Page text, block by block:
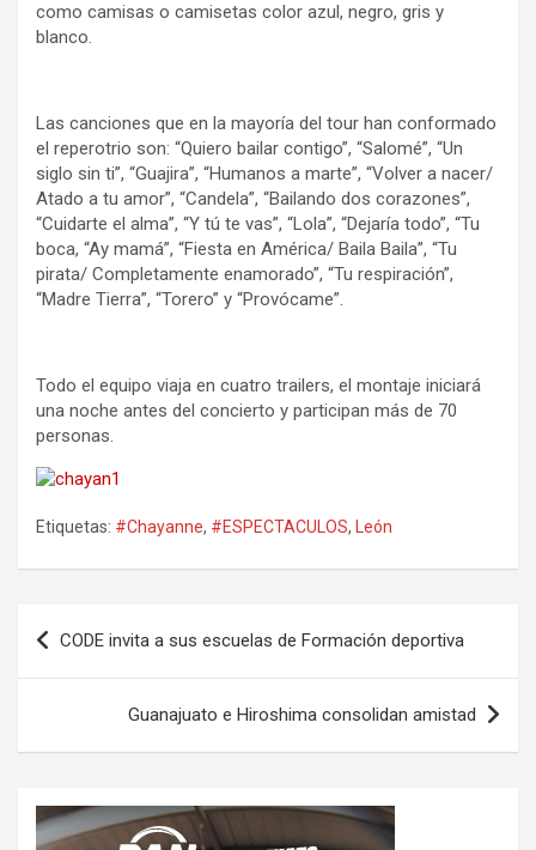
como camisas o camisetas color azul, negro, gris y
blanco.
Las canciones que en la mayoría del tour han conformado
el reperotrio son: “Quiero bailar contigo”, “Salomé”, “Un
siglo sin ti”, “Guajira”, “Humanos a marte”, “Volver a nacer/
Atado a tu amor”, “Candela”, “Bailando dos corazones”,
“Cuidarte el alma”, “Y tú te vas”, “Lola”, “Dejaría todo”, “Tu
boca, “Ay mamá”, “Fiesta en América/ Baila Baila”, “Tu
pirata/ Completamente enamorado”, “Tu respiración”,
“Madre Tierra”, “Torero” y “Provócame”.
Todo el equipo viaja en cuatro trailers, el montaje iniciará
una noche antes del concierto y participan más de 70
personas.
Etiquetas: #Chayanne, #ESPECTACULOS, León
Navegación
de
entradas
CODE invita a sus escuelas de Formación deportiva
Guanajuato e Hiroshima consolidan amistad